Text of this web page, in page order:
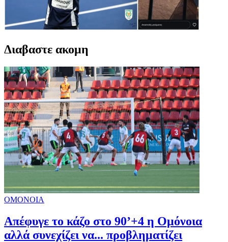
Διαβαστε ακομη
ΟΜΟΝΟΙΑ
Απέφυγε το κάζο στο 90’+4 η Ομόνοια
αλλά συνεχίζει να... προβληματίζει